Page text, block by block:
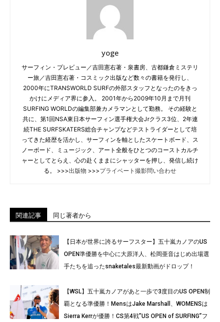
yoge
サーフィン・プレビュー／吉田憲右著・泉書房、古都鎌倉ミステリ
ー旅／吉田憲右著・コスミック出版など数々の書籍を発行し、
2000年にTRANSWORLD SURFの外部スタッフとなったのをきっ
かけにメディア界に参入。 2001年から2009年10月まで月刊
SURFING WORLDの編集部兼カメラマンとして勤務。 その経験と
共に、第1回NSA東日本サーフィン選手権大会Jrクラス3位、2年連
続THE SURFSKATERS総合チャンプなどテストライダーとして培
ってきた経歴を活かし、サーフィンを軸としたスケートボード、ス
ノーボード、ミュージック、アート全般をひとつのコーストカルチ
ャーとしてとらえ、心の赴くままにシャッターを押し、発信し続け
る。 >>>出版物 >>>プライベート撮影問い合わせ
関連記事 同じ著者から
【日本が世界に誇るサーフスター】五十嵐カノアのUS
OPEN準優勝を中心に大原洋人、松岡亜音はじめ出場選
手たちを追ったsnaketales最新動画がドロップ！
【WSL】五十嵐カノアがあと一歩で3度目のUS OPEN制
覇となる準優勝！MensはJake Marshall、WOMENSは
Sierra Kerrが優勝！CS第4戦”US OPEN of SURFING”フ